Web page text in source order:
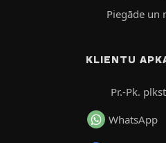
Piegāde un
KLIENTU
Pr.-Pk.
WhatsApp